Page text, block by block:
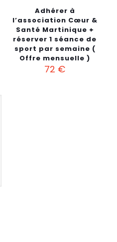
Adhérer à
l’association Cœur &
Santé Martinique +
réserver 1 séance de
sport par semaine (
Offre mensuelle )
72 €